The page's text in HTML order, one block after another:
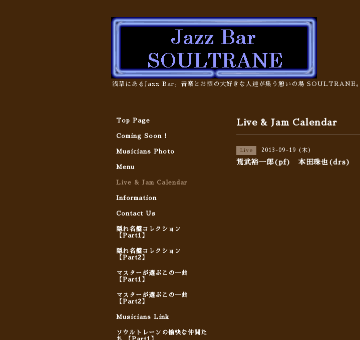
浅草にあるJazz Bar。音楽とお酒の大好きな人達が集う憩いの場 SOULTRANE。
Live & Jam Calendar
Live 2013-09-19 (木)
荒武裕一郎(pf) 本田珠也(drs)
Top Page
Coming Soon !
Musicians Photo
Menu
Live & Jam Calendar
Information
Contact Us
隠れ名盤コレクション
【Part1】
隠れ名盤コレクション
【Part2】
マスターが選ぶこの一曲
【Part1】
マスターが選ぶこの一曲
【Part2】
Musicians Link
ソウルトレーンの愉快な仲間た